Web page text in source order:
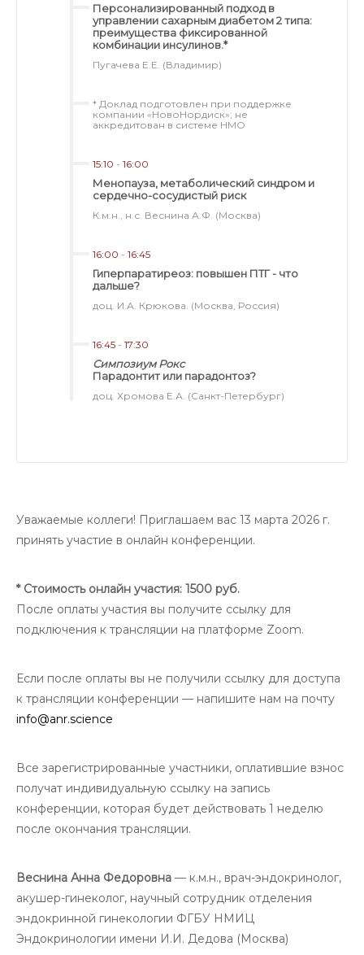
Персонализированный подход в
управлении сахарным диабетом 2 типа:
преимущества фиксированной
комбинации инсулинов.*
Пугачева Е.Е. (Владимир)
* Доклад подготовлен при поддержке
компании «НовоНордиск»; не
аккредитован в системе НМО
15:10 - 16:00
Менопауза, метаболический синдром и
сердечно-сосудистый риск
К.м.н., н.с. Веснина А.Ф. (Москва)
16:00 - 16:45
Гиперпаратиреоз: повышен ПТГ - что
дальше?
доц. И.А. Крюкова. (Москва, Россия)
16:45 - 17:30
Симпозиум Рокс
Парадонтит или парадонтоз?
доц. Хромова Е.А. (Санкт-Петербург)
Уважаемые коллеги! Приглашаем вас 13 марта 2026 г.
принять участие в онлайн конференции.
* Стоимость онлайн участия: 1500 руб.
После оплаты участия вы получите ссылку для
подключения к трансляции на платформе Zoom.
Если после оплаты вы не получили ссылку для доступа
к трансляции конференции — напишите нам на почту
info@anr.science
Все зарегистрированные участники, оплатившие взнос
получат индивидуальную ссылку на запись
конференции, которая будет действовать 1 неделю
после окончания трансляции.
Веснина Анна Федоровна — к.м.н., врач-эндокринолог,
акушер-гинеколог, научный сотрудник отделения
эндокринной гинекологии ФГБУ НМИЦ
Эндокринологии имени И.И. Дедова (Москва)